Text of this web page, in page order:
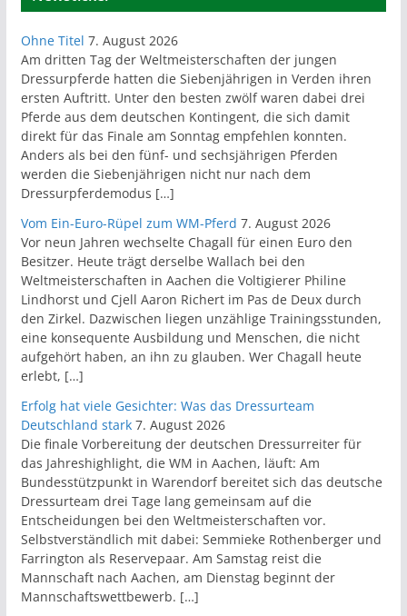
Ohne Titel 7. August 2026
Am dritten Tag der Weltmeisterschaften der jungen
Dressurpferde hatten die Siebenjährigen in Verden ihren
ersten Auftritt. Unter den besten zwölf waren dabei drei
Pferde aus dem deutschen Kontingent, die sich damit
direkt für das Finale am Sonntag empfehlen konnten.
Anders als bei den fünf- und sechsjährigen Pferden
werden die Siebenjährigen nicht nur nach dem
Dressurpferdemodus […]
Vom Ein-Euro-Rüpel zum WM-Pferd 7. August 2026
Vor neun Jahren wechselte Chagall für einen Euro den
Besitzer. Heute trägt derselbe Wallach bei den
Weltmeisterschaften in Aachen die Voltigierer Philine
Lindhorst und Cjell Aaron Richert im Pas de Deux durch
den Zirkel. Dazwischen liegen unzählige Trainingsstunden,
eine konsequente Ausbildung und Menschen, die nicht
aufgehört haben, an ihn zu glauben. Wer Chagall heute
erlebt, […]
Erfolg hat viele Gesichter: Was das Dressurteam
Deutschland stark 7. August 2026
Die finale Vorbereitung der deutschen Dressurreiter für
das Jahreshighlight, die WM in Aachen, läuft: Am
Bundesstützpunkt in Warendorf bereitet sich das deutsche
Dressurteam drei Tage lang gemeinsam auf die
Entscheidungen bei den Weltmeisterschaften vor.
Selbstverständlich mit dabei: Semmieke Rothenberger und
Farrington als Reservepaar. Am Samstag reist die
Mannschaft nach Aachen, am Dienstag beginnt der
Mannschaftswettbewerb. […]